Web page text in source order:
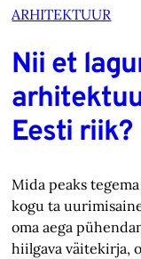
ARHITEKTUUR
Nii et
Eesti riik?
Mida peaks
kogu ta
oma aega
hiilgava väitekirja,